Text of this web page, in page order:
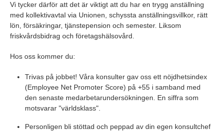
Vi tycker därför att det är viktigt att du har en trygg anställning
med kollektivavtal via Unionen, schyssta anställningsvillkor, rätt
lön, försäkringar, tjänstepension och semester. Liksom
friskvårdsbidrag och företagshälsovård.
Hos oss kommer du:
Trivas på jobbet! Våra konsulter gav oss ett nöjdhetsindex
(Employee Net Promoter Score) på +55 i samband med
den senaste medarbetarundersökningen. En siffra som
motsvarar "världsklass".
Personligen bli stöttad och peppad av din egen konsultchef